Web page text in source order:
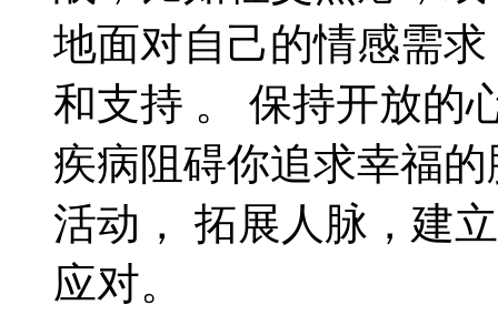
地面对自己的情感需
和支持 。 保持开放的
疾病阻碍你追求幸福
活动， 拓展人脉，建
应对。